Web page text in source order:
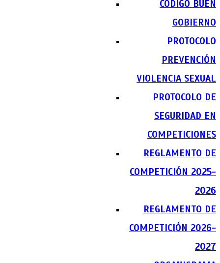
CÓDIGO BUEN
GOBIERNO
PROTOCOLO
PREVENCIÓN
VIOLENCIA SEXUAL
PROTOCOLO DE
SEGURIDAD EN
COMPETICIONES
REGLAMENTO DE
COMPETICIÓN 2025-
2026
REGLAMENTO DE
COMPETICIÓN 2026-
2027